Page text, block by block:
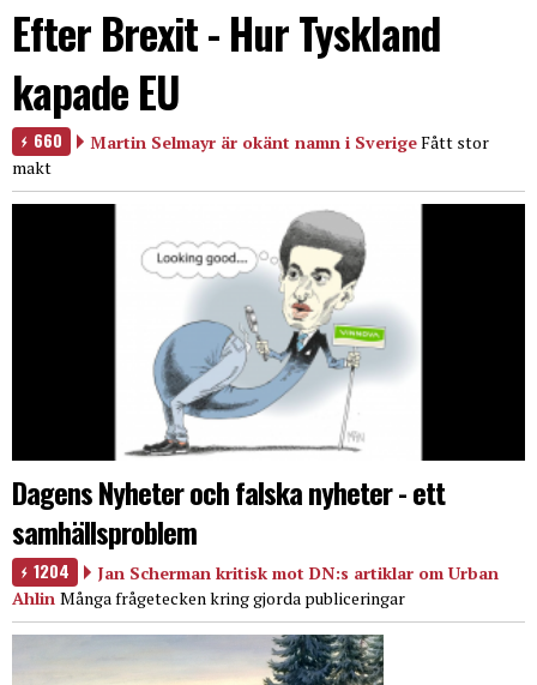
Efter Brexit - Hur Tyskland
kapade EU
660 Martin Selmayr är okänt namn i SverigeFått stor
makt
Dagens Nyheter och falska nyheter - ett
samhällsproblem
1204
Jan Scherman kritisk mot DN:s artiklar om Urban
Ahlin Många frågetecken kring gjorda publiceringar